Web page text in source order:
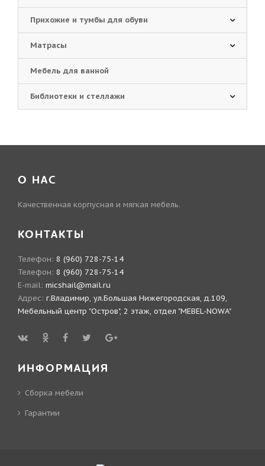
Прихожие и тумбы для обуви
Матрасы
Мебель для ванной
Библиотеки и стеллажи
О НАС
Качественная корпусная и мягкая мебель.
КОНТАКТЫ
Телефон: 8 (960) 728-75-14
Телефон: 8 (960) 728-75-14
E-mail: micshail@mail.ru
Адрес: г.Владимир, ул.Большая Нижегородская, д.109,
Мебельный центр "Остров", 2 этаж, отдел "MEBEL-NOWA"
ИНФОРМАЦИЯ
Сборка мебели
Гарантии